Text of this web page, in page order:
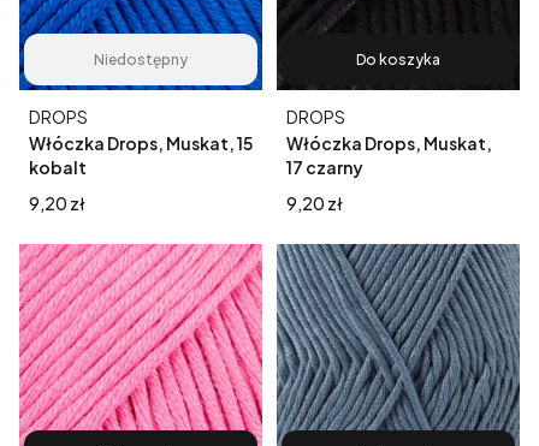
Niedostępny
Włóczka Drops, Muskat, 15
kobalt
Producent
DROPS
Cena
9,20 zł
Do koszyka
Włóczka Drops, Muskat,
17 czarny
Producent
DROPS
Cena
9,20 zł